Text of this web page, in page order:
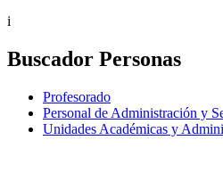
i
Buscador Personas
Profesorado
Personal de Administración y
Unidades Académicas y